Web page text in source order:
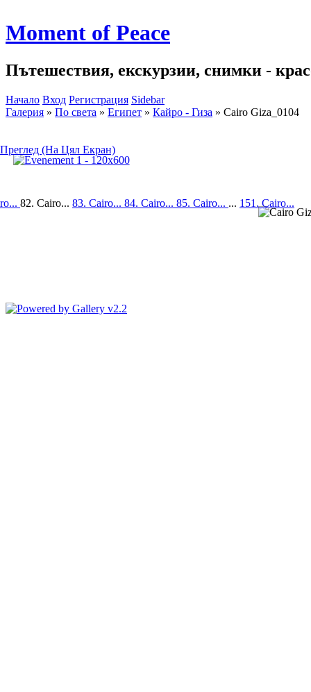
Moment of Peace
Пътешествия, екскурзии, снимки -
Начало Вход Регистрация Sidebar
Галерия » По света » Египет » Кайро - Гиза » Cairo Giza_0104
Преглед (На Цял Екран)
82. Cairo... 83. Cairo... 84. Cairo... 85. Cairo... ... 151. Cairo...